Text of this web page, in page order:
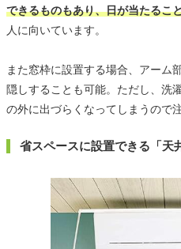
できるものもあり、日が当たるこ
人に向いています。
また窓枠に設置する場合、アーム
隠しすることも可能。ただし、洗
の外に出づらくなってしまうので
省スペースに設置できる「天